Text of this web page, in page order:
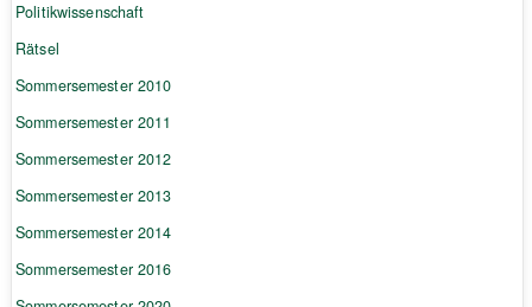
Politikwissenschaft
Rätsel
Sommersemester 2010
Sommersemester 2011
Sommersemester 2012
Sommersemester 2013
Sommersemester 2014
Sommersemester 2016